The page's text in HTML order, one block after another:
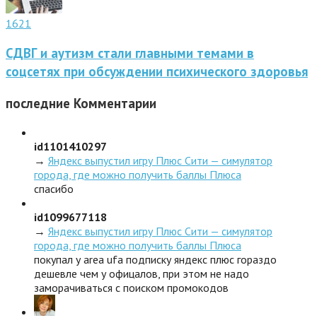
1621
СДВГ и аутизм стали главными темами в
соцсетях при обсуждении психического здоровья
последние Комментарии
id1101410297
→ Яндекс выпустил игру Плюс Сити — симулятор
города, где можно получить баллы Плюса
спасибо
id1099677118
→ Яндекс выпустил игру Плюс Сити — симулятор
города, где можно получить баллы Плюса
покупал у area ufa подписку яндекс плюс гораздо
дешевле чем у офицалов, при этом не надо
заморачиваться с поиском промокодов